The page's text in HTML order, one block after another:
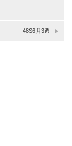
48S6月3週